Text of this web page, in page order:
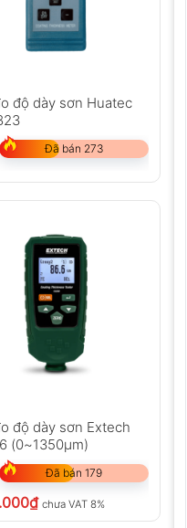
độ dày sơn Huatec
Đã bán 273
độ dày sơn Extech
(0~1350µm)
Đã bán 179
₫ chưa VAT 8%